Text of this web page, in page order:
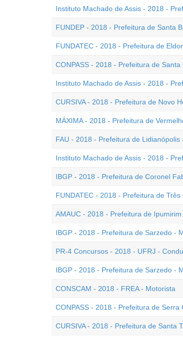
Instituto Machado de Assis - 2018 -
FUNDEP - 2018 - Prefeitura de Santa
FUNDATEC - 2018 - Prefeitura de
CONPASS - 2018 - Prefeitura de
Instituto Machado de Assis - 2018 -
CURSIVA - 2018 - Prefeitura de Novo
MÁXIMA - 2018 - Prefeitura de
FAU - 2018 - Prefeitura de Lidianópolis
Instituto Machado de Assis - 2018 -
IBGP - 2018 - Prefeitura de Coronel
FUNDATEC - 2018 - Prefeitura de
AMAUC - 2018 - Prefeitura de
IBGP - 2018 - Prefeitura de Sarzedo -
PR-4 Concursos - 2018 - UFRJ -
IBGP - 2018 - Prefeitura de Sarzedo -
CONSCAM - 2018 - FREA - Motorista
CONPASS - 2018 - Prefeitura de Serra
CURSIVA - 2018 - Prefeitura de Santa